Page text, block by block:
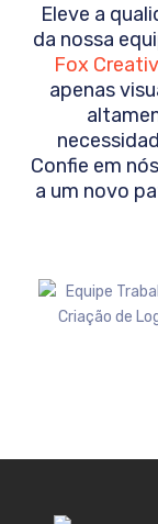
Eleve a
da nossa
Fox
apenas
Confie em
a um novo